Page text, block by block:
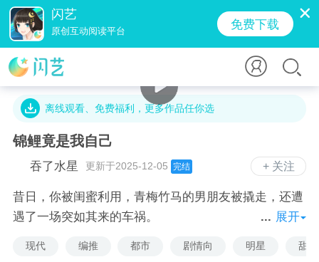
闪艺
原创互动阅读平台 免费下载
13.3万字 · 6.7万人气 · 495.7M · 206.4万贡献值
离线观看、免费福利，更多作品任你选
锦鲤竟是我自己
+ 关注
吞了水星 更新于2025-12-05 完结
昔日，你被闺蜜利用，青梅竹马的男朋友被撬走，还遭
遇了一场突如其来的车祸。
展开
现代 编推 都市 剧情向 明星 甜